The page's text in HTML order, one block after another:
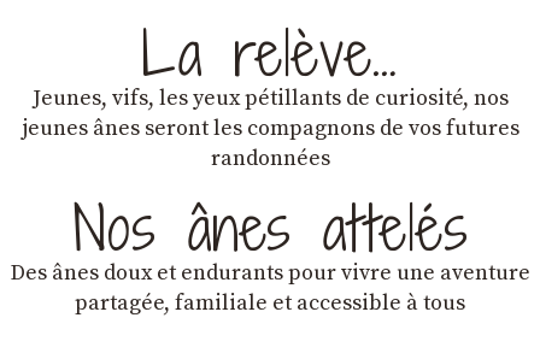
La relève…
Jeunes, vifs, les yeux pétillants de curiosité, nos
jeunes ânes seront les compagnons de vos futures
randonnées
Nos ânes attelés
Des ânes doux et endurantspour vivre une aventure
partagée, familiale et accessible à tous